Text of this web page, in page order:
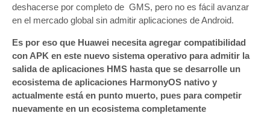
deshacerse por completo de GMS, pero no es fácil avanzar
en el mercado global sin admitir aplicaciones de Android.
Es por eso que Huawei necesita agregar compatibilidad
con APK en este nuevo sistema operativo para admitir la
salida de aplicaciones HMS hasta que se desarrolle un
ecosistema de aplicaciones HarmonyOS nativo y
actualmente está en punto muerto, pues para competir
nuevamente en un ecosistema completamente